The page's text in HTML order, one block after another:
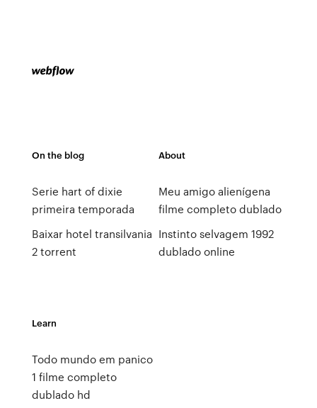
On the blog
Serie hart of dixie
primeira temporada
Baixar hotel transilvania
2 torrent
About
Meu amigo alienígena
filme completo dublado
Instinto selvagem 1992
dublado online
Learn
Todo mundo em panico
1 filme completo
dublado hd